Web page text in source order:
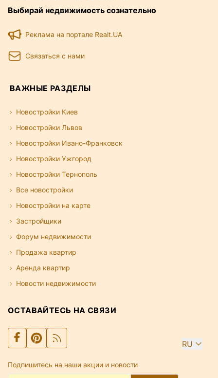
Выбирай недвижимость сознательно
Реклама на портале Realt.UA
Связаться с нами
ВАЖНЫЕ РАЗДЕЛЫ
Новостройки Киев
Новостройки Львов
Новостройки Ивано-Франковск
Новостройки Ужгород
Новостройки Тернополь
Все новостройки
Новостройки на карте
Застройщики
Форум недвижимости
Продажа квартир
Аренда квартир
Новости недвижимости
ОСТАВАЙТЕСЬ НА СВЯЗИ
RU
Подпишитесь на наши акции и новости